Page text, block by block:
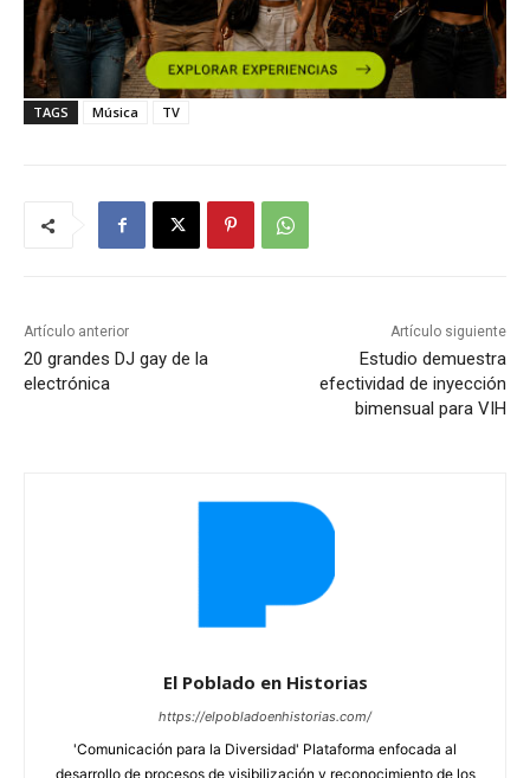
TAGS Música TV
Artículo anterior
20 grandes DJ gay de la
electrónica
Artículo siguiente
Estudio demuestra
efectividad de inyección
bimensual para VIH
El Poblado en Historias
https://elpobladoenhistorias.com/
'Comunicación para la Diversidad' Plataforma enfocada al
desarrollo de procesos de visibilización y reconocimiento de los